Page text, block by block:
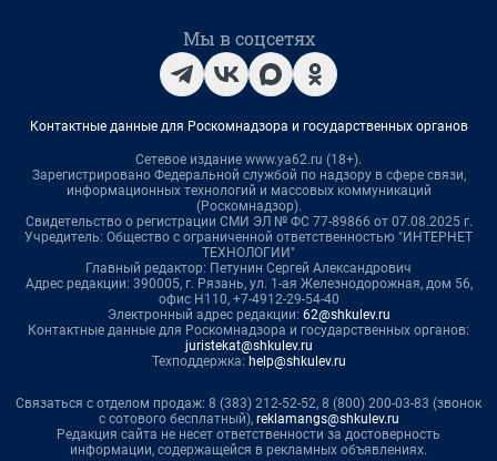
Мы в соцсетях
Контактные данные для Роскомнадзора и государственных органов
Сетевое издание www.ya62.ru (18+).
Зарегистрировано Федеральной службой по надзору в сфере связи,
информационных технологий и массовых коммуникаций
(Роскомнадзор).
Свидетельство о регистрации СМИ ЭЛ № ФС 77-89866 от 07.08.2025 г.
Учредитель: Общество с ограниченной ответственностью "ИНТЕРНЕТ
ТЕХНОЛОГИИ"
Главный редактор: Петунин Сергей Александрович
Адрес редакции: 390005, г. Рязань, ул. 1-ая Железнодорожная, дом 56,
офис Н110, +7-4912-29-54-40
Электронный адрес редакции: 62@shkulev.ru
Контактные данные для Роскомнадзора и государственных органов:
juristekat@shkulev.ru
Техподдержка: help@shkulev.ru
Связаться с отделом продаж: 8 (383) 212-52-52, 8 (800) 200-03-83 (звонок
с сотового бесплатный), reklamangs@shkulev.ru
Редакция сайта не несет ответственности за достоверность
информации, содержащейся в рекламных объявлениях.